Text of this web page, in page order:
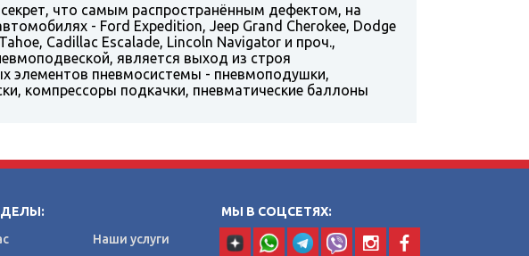
что самым распространённым дефектом, на
- Ford Expedition, Jeep Grand Cherokee, Dodge
Cadillac Escalade, Lincoln Navigator и проч.,
является выход из строя
элементов пневмосистемы - пневмоподушки,
компрессоры подкачки, пневматические баллоны
Наши услуги
МЫ В СОЦСЕТЯХ: